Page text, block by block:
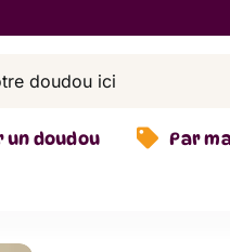
doudou Par